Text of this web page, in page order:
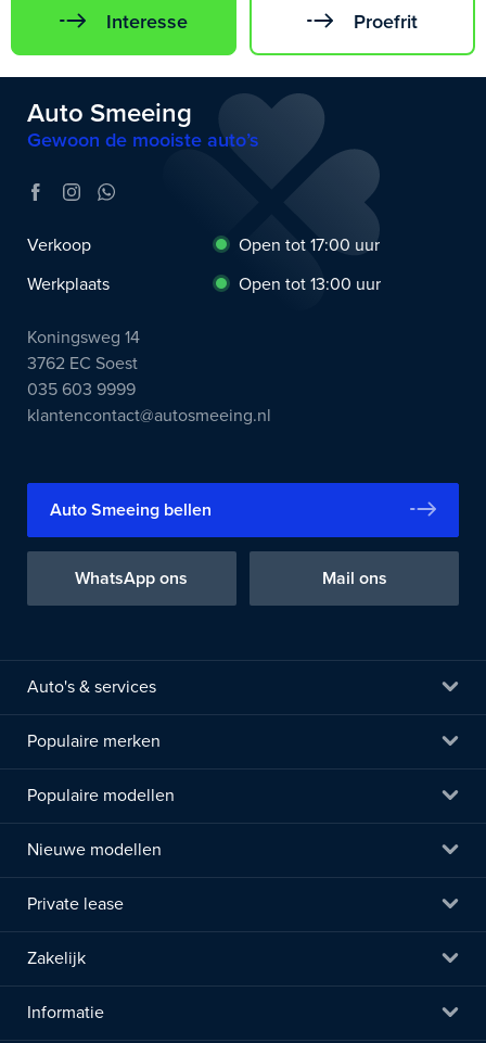
Interesse Proefrit
Auto Smeeing
Gewoon de mooiste auto’s
Verkoop
Open tot 17:00 uur
Werkplaats
Open tot 13:00 uur
Koningsweg 14
3762 EC Soest
035 603 9999
klantencontact@autosmeeing.nl
Auto Smeeing bellen
WhatsApp ons Mail ons
Auto's & services
Populaire merken
Populaire modellen
Nieuwe modellen
Private lease
Zakelijk
Informatie